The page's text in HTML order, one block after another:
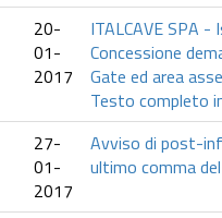
20-
01-
2017
ITALCAVE SPA
Concessione
Gate ed area
Testo completo
27-
01-
2017
Avviso di post-
ultimo comma